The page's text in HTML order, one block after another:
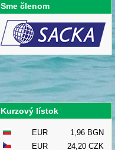
Sme členom
Kurzový lístok
EUR
1,96 BGN
EUR
24,20 CZK